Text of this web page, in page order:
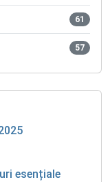
61
57
esențiale